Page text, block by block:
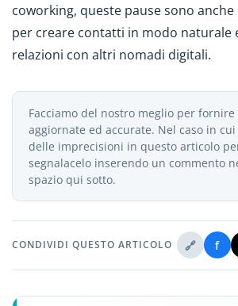
coworking, queste pause sono
per creare contatti in modo naturale
relazioni con altri nomadi digitali.
Facciamo del nostro meglio per
aggiornate ed accurate. Nel caso in
delle imprecisioni in questo articolo
segnalacelo inserendo un commento
spazio qui sotto.
CONDIVIDI QUESTO ARTICOLO 🔗 f